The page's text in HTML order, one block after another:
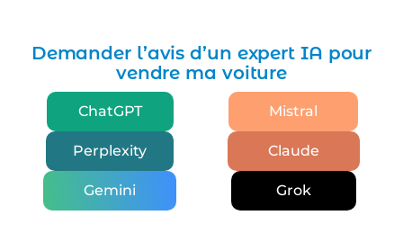
Demander l’avis d’un expert IA pour
vendre ma voiture
ChatGPT Mistral
Perplexity Claude
Gemini Grok